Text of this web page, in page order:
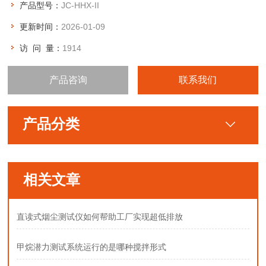
产品型号：JC-HHX-II
更新时间： 2026-01-09
访 问 量： 1914
产品咨询 联系我们
产品分类
相关文章
直读式烟尘测试仪如何帮助工厂实现超低排放
甲烷潜力测试系统运行的是哪种搅拌形式